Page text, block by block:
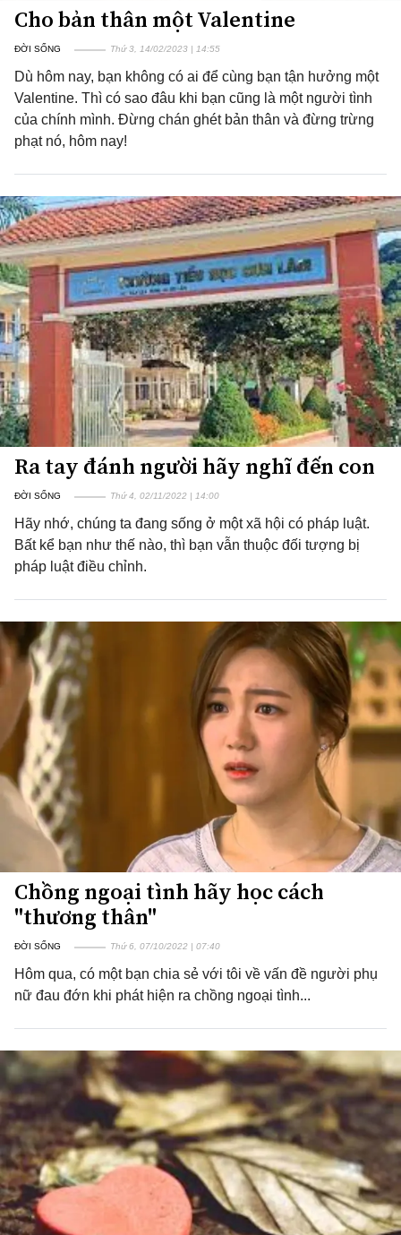
Cho bản thân một Valentine
ĐỜI SỐNG Thứ 3, 14/02/2023 | 14:55
Dù hôm nay, bạn không có ai để cùng bạn tận hưởng một
Valentine. Thì có sao đâu khi bạn cũng là một người tình
của chính mình. Đừng chán ghét bản thân và đừng trừng
phạt nó, hôm nay!
Ra tay đánh người hãy nghĩ đến con
ĐỜI SỐNG Thứ 4, 02/11/2022 | 14:00
Hãy nhớ, chúng ta đang sống ở một xã hội có pháp luật.
Bất kể bạn như thế nào, thì bạn vẫn thuộc đối tượng bị
pháp luật điều chỉnh.
Chồng ngoại tình hãy học cách
"thương thân"
ĐỜI SỐNG Thứ 6, 07/10/2022 | 07:40
Hôm qua, có một bạn chia sẻ với tôi về vấn đề người phụ
nữ đau đớn khi phát hiện ra chồng ngoại tình...